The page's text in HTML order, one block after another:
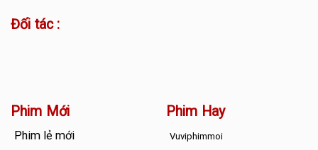
Đối tác :
Phim Mới
Phim lẻ mới
Phim Hay
Vuviphimmoi